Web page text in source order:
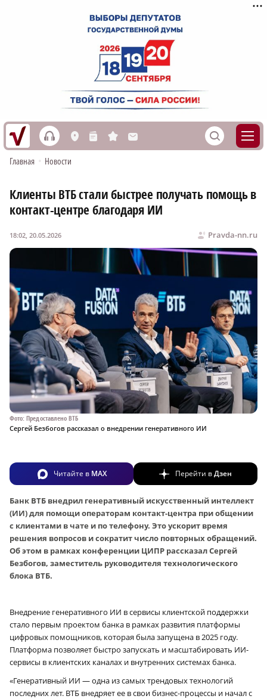
h L n s M S
Главная • Новости
Клиенты ВТБ стали быстрее получать помощь в
контакт-центре благодаря ИИ
Pravda-nn.ru
18:02, 20.05.2026
Фото: Предоставлено ВТБ
Сергей Безбогов рассказал о внедрении генеративного ИИ
Читайте в MAX Перейти вДзен
Банк ВТБ внедрил генеративный искусственный интеллект
(ИИ) для помощи операторам контакт-центра при общении
с клиентами в чате и по телефону. Это ускорит время
решения вопросов и сократит число повторных обращений.
Об этом в рамках конференции ЦИПР рассказал Сергей
Безбогов, заместитель руководителя технологического
блока ВТБ.
Внедрение генеративного ИИ в сервисы клиентской поддержки
стало первым проектом банка в рамках развития платформы
цифровых помощников, которая была запущена в 2025 году.
Платформа позволяет быстро запускать и масштабировать ИИ-
сервисы в клиентских каналах и внутренних системах банка.
«Генеративный ИИ — одна из самых трендовых технологий
последних лет. ВТБ внедряет ее в свои бизнес-процессы и начал с